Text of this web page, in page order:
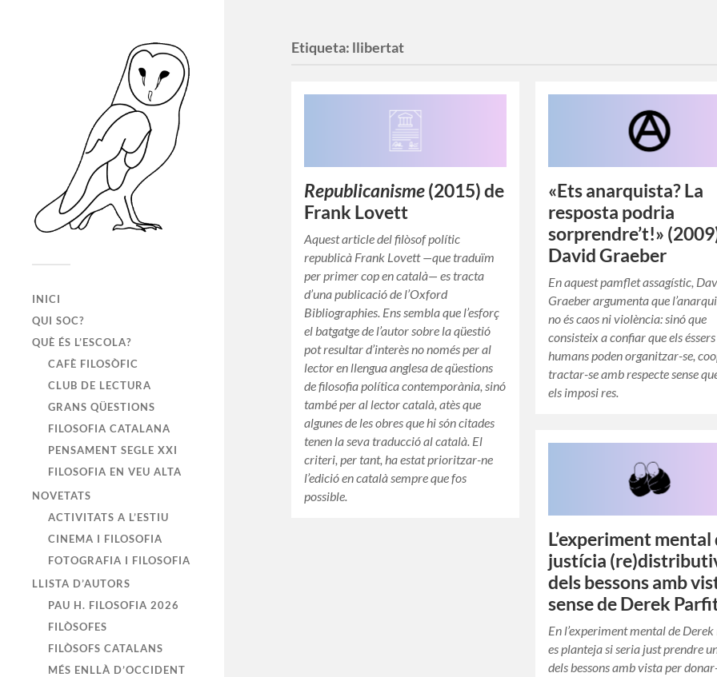
INICI
QUI SOC?
QUÈ ÉS L’ESCOLA?
CAFÈ FILOSÒFIC
CLUB DE LECTURA
GRANS QÜESTIONS
FILOSOFIA CATALANA
PENSAMENT SEGLE XXI
FILOSOFIA EN VEU ALTA
NOVETATS
ACTIVITATS A L’ESTIU
CINEMA I FILOSOFIA
FOTOGRAFIA I FILOSOFIA
LLISTA D’AUTORS
PAU H. FILOSOFIA 2026
FILÒSOFES
FILÒSOFS CATALANS
MÉS ENLLÀ D’OCCIDENT
Etiqueta: llibertat
Republicanisme(2015) de
Frank Lovett
Aquest article del filòsof polític
republicà Frank Lovett —que traduïm
per primer cop en català— es tracta
d’una publicació de l’Oxford
Bibliographies. Ens sembla que l’esforç
el batgatge de l’autor sobre la qüestió
pot resultar d’interès no només per al
lector en llengua anglesa de qüestions
de filosofia política contemporània, sinó
també per al lector català, atès que
algunes de les obres que hi són citades
tenen la seva traducció al català. El
criteri, per tant, ha estat prioritzar-ne
l’edició en català sempre que fos
possible.
«Ets anarquista? La
resposta podria
sorprendre’t!»
David Graeber
En aquest pamflet assagístic,
Graeber argumenta que
no és caos ni violència: sinó que
consisteix a confiar que els éssers
humans poden organitzar-se,
tractar-se amb respecte sense
els imposi res.
L’experiment mental
justícia
dels bessons amb
sense de Derek
En l’experiment mental de
es planteja si seria just prendre
dels bessons amb vista per